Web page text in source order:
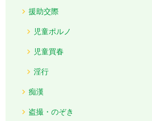
援助交際
児童ポルノ
児童買春
淫行
痴漢
盗撮・のぞき